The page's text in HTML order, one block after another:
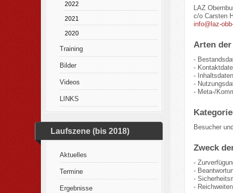
2022
2021
2020
Training
Bilder
Videos
LINKS
Laufszene (bis 2018)
Aktuelles
Termine
Ergebnisse
LAZ
c/o Carsten
info@laz-
Arten
-
-
-
-
- Meta-/
Besucher
Zweck
-
-
-
-